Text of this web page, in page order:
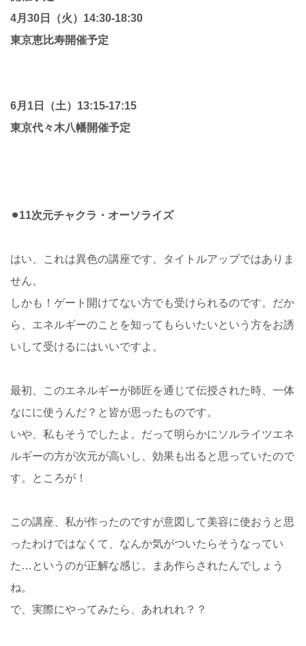
4月30日（火）14:30-18:30
東京恵比寿開催予定
6月1日（土）13:15-17:15
東京代々木八幡開催予定
⚫︎11次元チャクラ・オーソライズ
はい、これは異色の講座です。タイトルアップではありま
せん。
しかも！ゲート開けてない方でも受けられるのです。だか
ら、エネルギーのことを知ってもらいたいという方をお誘
いして受けるにはいいですよ。
最初、このエネルギーが師匠を通じて伝授された時、一体
なにに使うんだ？と皆が思ったものです。
いや、私もそうでしたよ。だって明らかにソルライツエネ
ルギーの方が次元が高いし、効果も出ると思っていたので
す。ところが！
この講座、私が作ったのですが意図して美容に使おうと思
ったわけではなくて、なんか気がついたらそうなってい
た…というのが正解な感じ。まあ作らされたんでしょう
ね。
で、実際にやってみたら、あれれれ？？